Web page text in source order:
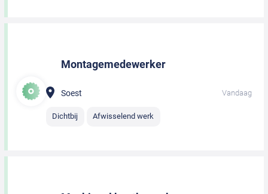
Montagemedewerker
Soest Vandaag
Dichtbij Afwisselend werk